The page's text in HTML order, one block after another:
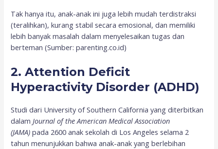
Tak hanya itu, anak-anak ini juga lebih mudah terdistraksi
(teralihkan), kurang stabil secara emosional, dan memiliki
lebih banyak masalah dalam menyelesaikan tugas dan
berteman (Sumber: parenting.co.id)
2. Attention Deficit
Hyperactivity Disorder (ADHD)
Studi dari University of Southern California yang diterbitkan
dalamJournal of the American Medical Association
(JAMA) pada 2600 anak sekolah di Los Angeles selama 2
tahun menunjukkan bahwa anak-anak yang berlebihan